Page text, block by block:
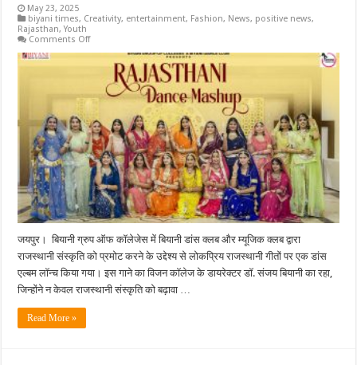
May 23, 2025
biyani times, Creativity, entertainment, Fashion, News, positive news,
Rajasthan,Youth
Comments Offon
राजस्थानी
संस्कृति
को
डांस
एल्बम
का
भव्य
लॉन्च
जयपुर। बियानी ग्रुप ऑफ कॉलेजेस में बियानी डांस क्लब और म्यूजिक क्लब द्वारा
राजस्थानी संस्कृति को प्रमोट करने के उद्देश्य से लोकप्रिय राजस्थानी गीतों पर एक डांस
एल्बम लॉन्च किया गया। इस गाने का विजन कॉलेज के डायरेक्टर डॉ. संजय बियानी का रहा,
जिन्होंने न केवल राजस्थानी संस्कृति को बढ़ावा …
Read More »